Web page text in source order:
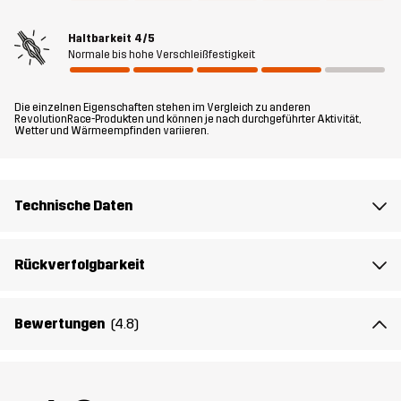
Kombination aus Funktion und Sicherheit steht deinem alpinen
Abenteuer nichts mehr im Wege.
Das Model ist 174 cm wiegt 63 kg und trägt M
Material 1 85% Polyamid (Recycelt), 15% Elastan
Rückseite
Material 2 100% Polyamid
Haltbarkeit 4/5
Normale bis hohe Verschleißfestigkeit
Die einzelnen Eigenschaften stehen im Vergleich zu anderen
RevolutionRace-Produkten und können je nach durchgeführter Aktivität,
Wetter und Wärmeempfinden variieren.
Technische Daten
Rückverfolgbarkeit
Bewertungen (4.8)